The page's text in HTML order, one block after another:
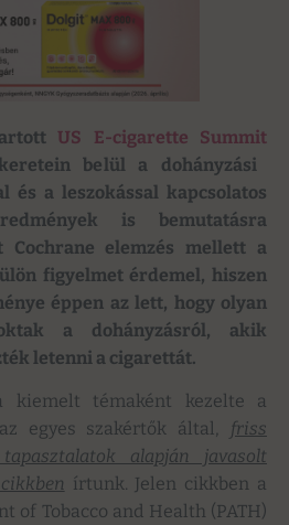
US E-cigarette Summit
belül a dohányzási
és a leszokással kapcsolatos
is bemutatásra
elemzés mellett a
figyelmet érdemel, hiszen
éppen az lett, hogy olyan
a dohányzásról, akik
letenni a cigarettát.
kiemelt témaként kezelte a
egyes szakértők által, friss
alapján javasolt
írtunk. Jelen cikkben a
of Tobacco and Health (PATH)